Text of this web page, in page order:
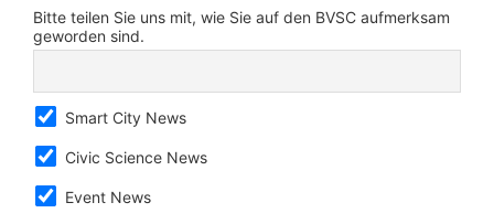
Bitte teilen Sie uns mit, wie Sie auf den BVSC aufmerksam
geworden sind.
Smart City News
Civic Science News
Event News